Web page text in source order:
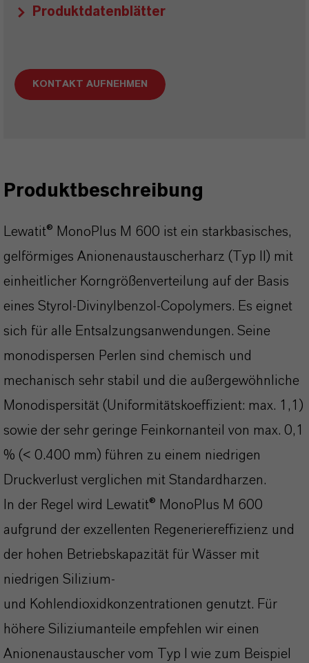
Produktdatenblätter
KONTAKT AUFNEHMEN
Produktbeschreibung
Lewatit® MonoPlus M 600 ist ein starkbasisches,
gelförmiges Anionenaustauscherharz (Typ II) mit
einheitlicher Korngrößenverteilung auf der Basis
eines Styrol-Divinylbenzol-Copolymers. Es eignet
sich für alle Entsalzungsanwendungen. Seine
monodispersen Perlen sind chemisch und
mechanisch sehr stabil und die außergewöhnliche
Monodispersität (Uniformitätskoeffizient: max. 1,1)
sowie der sehr geringe Feinkornanteil von max. 0,1
% (< 0.400 mm) führen zu einem niedrigen
Druckverlust verglichen mit Standardharzen.
In der Regel wird Lewatit® MonoPlus M 600
aufgrund der exzellenten Regeneriereffizienz und
der hohen Betriebskapazität für Wässer mit
niedrigen Silizium-
und Kohlendioxidkonzentrationen genutzt. Für
höhere Siliziumanteile empfehlen wir einen
Anionenaustauscher vom Typ I wie zum Beispiel